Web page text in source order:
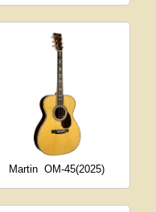
Martin OM-45(2025)